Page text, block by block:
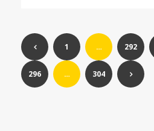
1 … 292
296 … 304